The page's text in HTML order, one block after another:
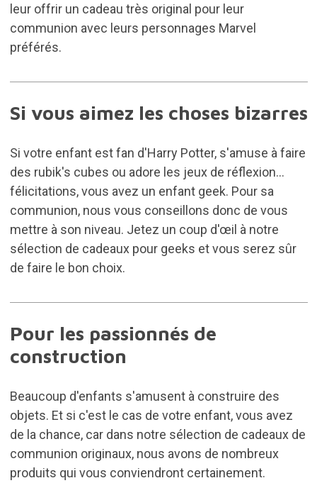
leur offrir un cadeau très original pour leur
communion avec leurs personnages Marvel
préférés.
Si vous aimez les choses bizarres
Si votre enfant est fan d'Harry Potter, s'amuse à faire
des rubik's cubes ou adore les jeux de réflexion...
félicitations, vous avez un enfant geek. Pour sa
communion, nous vous conseillons donc de vous
mettre à son niveau. Jetez un coup d'œil à notre
sélection de cadeaux pour geeks et vous serez sûr
de faire le bon choix.
Pour les passionnés de
construction
Beaucoup d'enfants s'amusent à construire des
objets. Et si c'est le cas de votre enfant, vous avez
de la chance, car dans notre sélection de cadeaux de
communion originaux, nous avons de nombreux
produits qui vous conviendront certainement.